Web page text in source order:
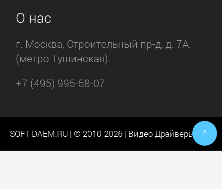
О нас
г. Москва, Строительный пр-д, д. 7А.
(метро Тушинская).
+7 (495) 995-58-07
SOFT-DAEM.RU | © 2010-2026 | Видео Драйверы ^